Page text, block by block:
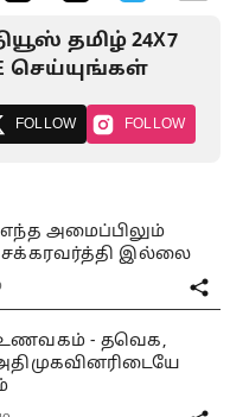
தமிழ் 24X7
செய்யுங்கள்
FOLLOW FOLLOW
அமைப்பிலும்
சக்கரவர்த்தி இல்லை
- தவெக,